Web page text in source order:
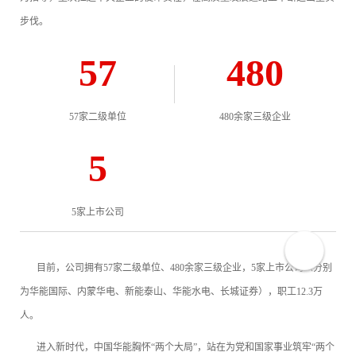
步伐。
57
57家二级单位
480
480余家三级企业
5
5家上市公司
目前，公司拥有57家二级单位、480余家三级企业，5家上市公司（分别
为华能国际、内蒙华电、新能泰山、华能水电、长城证券），职工12.3万
人。
进入新时代，中国华能胸怀“两个大局”，站在为党和国家事业筑牢“两个